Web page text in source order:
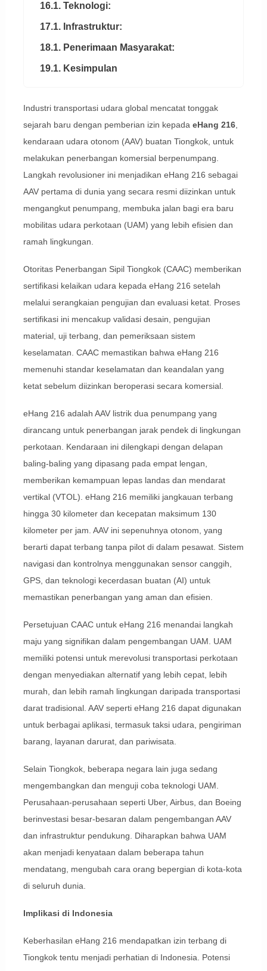
16.1. Teknologi:
17.1. Infrastruktur:
18.1. Penerimaan Masyarakat:
19.1. Kesimpulan
Industri transportasi udara global mencatat tonggak
sejarah baru dengan pemberian izin kepada eHang 216,
kendaraan udara otonom (AAV) buatan Tiongkok, untuk
melakukan penerbangan komersial berpenumpang.
Langkah revolusioner ini menjadikan eHang 216 sebagai
AAV pertama di dunia yang secara resmi diizinkan untuk
mengangkut penumpang, membuka jalan bagi era baru
mobilitas udara perkotaan (UAM) yang lebih efisien dan
ramah lingkungan.
Otoritas Penerbangan Sipil Tiongkok (CAAC) memberikan
sertifikasi kelaikan udara kepada eHang 216 setelah
melalui serangkaian pengujian dan evaluasi ketat. Proses
sertifikasi ini mencakup validasi desain, pengujian
material, uji terbang, dan pemeriksaan sistem
keselamatan. CAAC memastikan bahwa eHang 216
memenuhi standar keselamatan dan keandalan yang
ketat sebelum diizinkan beroperasi secara komersial.
eHang 216 adalah AAV listrik dua penumpang yang
dirancang untuk penerbangan jarak pendek di lingkungan
perkotaan. Kendaraan ini dilengkapi dengan delapan
baling-baling yang dipasang pada empat lengan,
memberikan kemampuan lepas landas dan mendarat
vertikal (VTOL). eHang 216 memiliki jangkauan terbang
hingga 30 kilometer dan kecepatan maksimum 130
kilometer per jam. AAV ini sepenuhnya otonom, yang
berarti dapat terbang tanpa pilot di dalam pesawat. Sistem
navigasi dan kontrolnya menggunakan sensor canggih,
GPS, dan teknologi kecerdasan buatan (AI) untuk
memastikan penerbangan yang aman dan efisien.
Persetujuan CAAC untuk eHang 216 menandai langkah
maju yang signifikan dalam pengembangan UAM. UAM
memiliki potensi untuk merevolusi transportasi perkotaan
dengan menyediakan alternatif yang lebih cepat, lebih
murah, dan lebih ramah lingkungan daripada transportasi
darat tradisional. AAV seperti eHang 216 dapat digunakan
untuk berbagai aplikasi, termasuk taksi udara, pengiriman
barang, layanan darurat, dan pariwisata.
Selain Tiongkok, beberapa negara lain juga sedang
mengembangkan dan menguji coba teknologi UAM.
Perusahaan-perusahaan seperti Uber, Airbus, dan Boeing
berinvestasi besar-besaran dalam pengembangan AAV
dan infrastruktur pendukung. Diharapkan bahwa UAM
akan menjadi kenyataan dalam beberapa tahun
mendatang, mengubah cara orang bepergian di kota-kota
di seluruh dunia.
Implikasi di Indonesia
Keberhasilan eHang 216 mendapatkan izin terbang di
Tiongkok tentu menjadi perhatian di Indonesia. Potensi